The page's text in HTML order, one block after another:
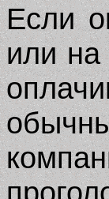
Если
или на